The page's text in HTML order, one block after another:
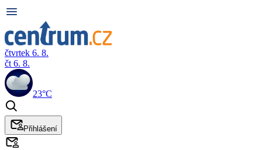
čtvrtek 6. 8.
čt 6. 8.
23°C
Přihlášení